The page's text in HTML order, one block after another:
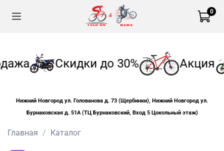
0
Скидки до 30% Акция
Нижний Новгород ул. Голованова д. 73 (Щербинки), Нижний Новгород ул.
Бурнаковская д. 51А (ТЦ Бурнаковский, Вход 5 Цокольный этаж)
Главная Каталог